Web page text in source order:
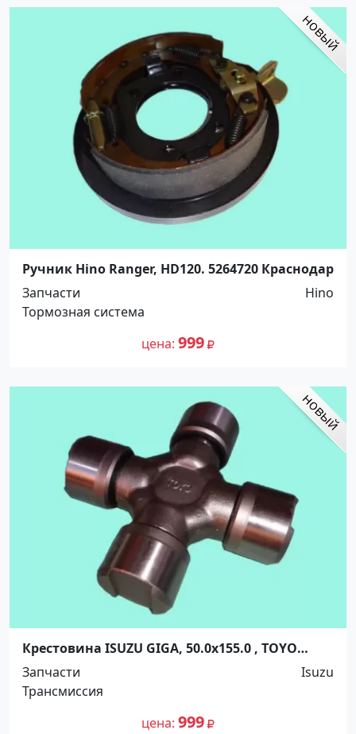
Ручник Hino Ranger, HD120. 5264720 Краснодар
Запчасти
Hino
Тормозная система
цена 999
Крестовина ISUZU GIGA, 50.0x155.0 , TOYO
Краснодар
Запчасти
Isuzu
Трансмиссия
цена 999